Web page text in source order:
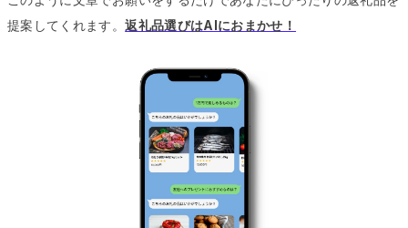
提案してくれます。返礼品選びはAIにおまかせ！